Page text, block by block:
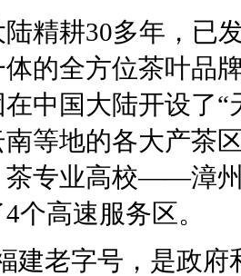
精耕30多年，已
的全方位茶叶品
中国大陆开设了
南等地的各大产茶
茶专业高校——漳
个高速服务区。
建老字号，是政